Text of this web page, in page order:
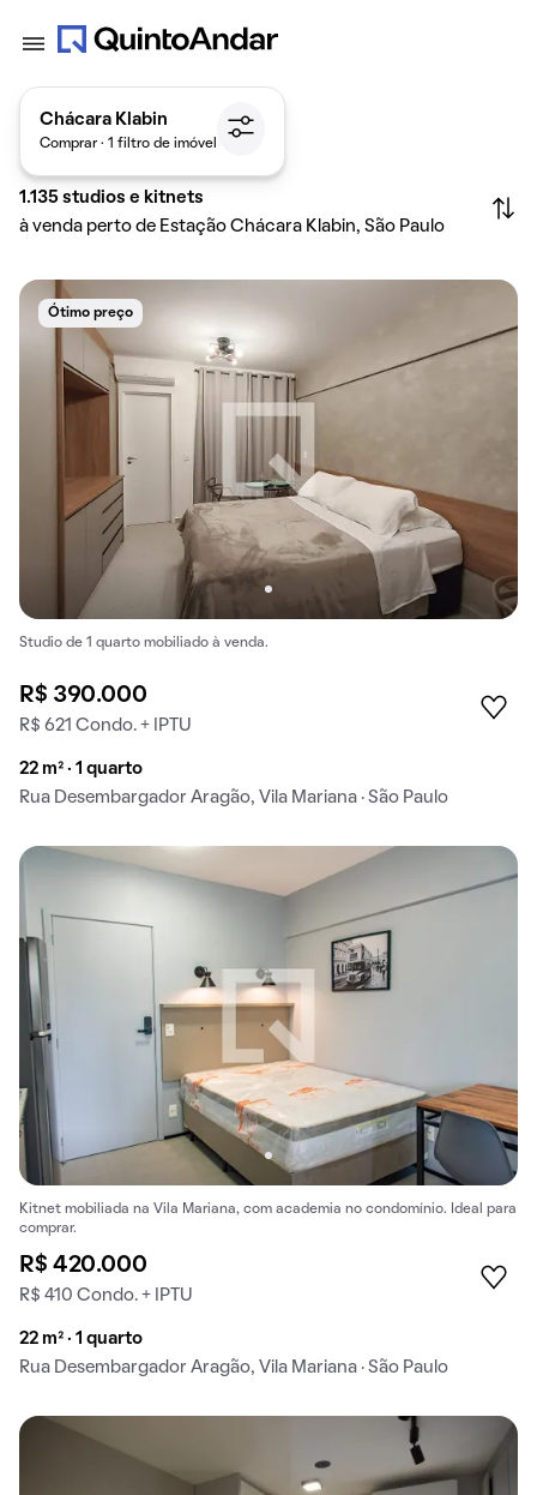
Chácara Klabin
Comprar · 1 filtro de imóvel
1.135 studios e kitnets
à venda perto de Estação Chácara Klabin, São Paulo
Ótimo preço
Studio de 1 quarto mobiliado à venda.
R$ 390.000
R$ 621 Condo. + IPTU
22 m² · 1 quarto
Rua Desembargador Aragão, Vila Mariana · São Paulo
Kitnet mobiliada na Vila Mariana, com academia no condomínio. Ideal para
comprar.
R$ 420.000
R$ 410 Condo. + IPTU
22 m² · 1 quarto
Rua Desembargador Aragão, Vila Mariana · São Paulo